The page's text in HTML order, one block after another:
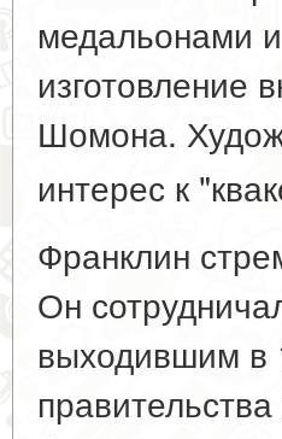
медальонами
Шомона.
интерес к
Франклин
Он
выходившим в